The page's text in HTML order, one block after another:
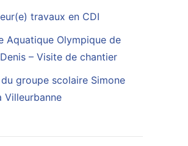
travaux en CDI
Aquatique Olympique de
– Visite de chantier
groupe scolaire Simone
Villeurbanne